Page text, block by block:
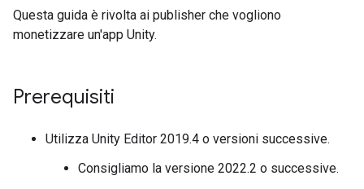
Questa guida è rivolta ai publisher che vogliono
monetizzare un'app Unity.
Prerequisiti
Utilizza Unity Editor 2019.4 o versioni successive.
Consigliamo la versione 2022.2 o successive.